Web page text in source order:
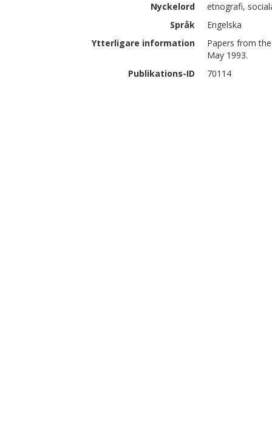
Nyckelord
etnografi,
Språk
Engelska
Ytterligare information
Papers from
May 1993.
Publikations-ID
70114